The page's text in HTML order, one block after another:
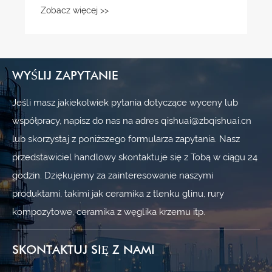
WYŚLIJ ZAPYTANIE
Jeśli masz jakiekolwiek pytania dotyczące wyceny lub
współpracy, napisz do nas na adres qishuai@zbqishuai.cn
lub skorzystaj z poniższego formularza zapytania. Nasz
przedstawiciel handlowy skontaktuje się z Tobą w ciągu 24
godzin. Dziękujemy za zainteresowanie naszymi
produktami, takimi jak ceramika z tlenku glinu, rury
kompozytowe, ceramika z węglika krzemu itp.
SKONTAKTUJ SIĘ Z NAMI